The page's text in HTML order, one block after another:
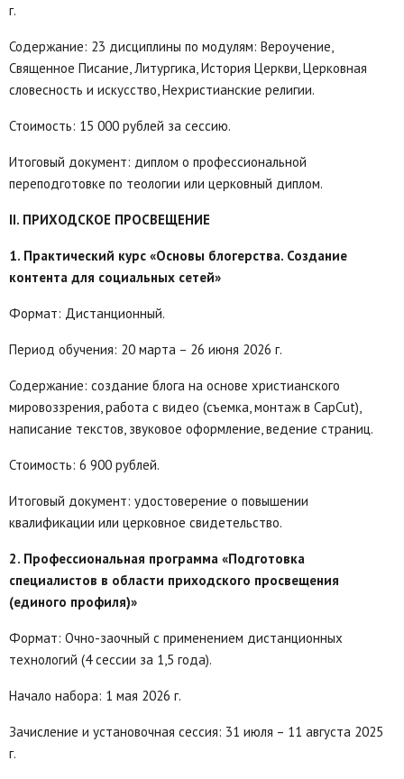
г.
Содержание: 23 дисциплины по модулям: Вероучение,
Священное Писание, Литургика, История Церкви, Церковная
словесность и искусство, Нехристианские религии.
Стоимость: 15 000 рублей за сессию.
Итоговый документ: диплом о профессиональной
переподготовке по теологии или церковный диплом.
II. ПРИХОДСКОЕ ПРОСВЕЩЕНИЕ
1. Практический курс «Основы блогерства. Создание
контента для социальных сетей»
Формат: Дистанционный.
Период обучения: 20 марта – 26 июня 2026 г.
Содержание: создание блога на основе христианского
мировоззрения, работа с видео (съемка, монтаж в CapCut),
написание текстов, звуковое оформление, ведение страниц.
Стоимость: 6 900 рублей.
Итоговый документ: удостоверение о повышении
квалификации или церковное свидетельство.
2. Профессиональная программа «Подготовка
специалистов в области приходского просвещения
(единого профиля)»
Формат: Очно-заочный с применением дистанционных
технологий (4 сессии за 1,5 года).
Начало набора: 1 мая 2026 г.
Зачисление и установочная сессия: 31 июля – 11 августа 2025
г.